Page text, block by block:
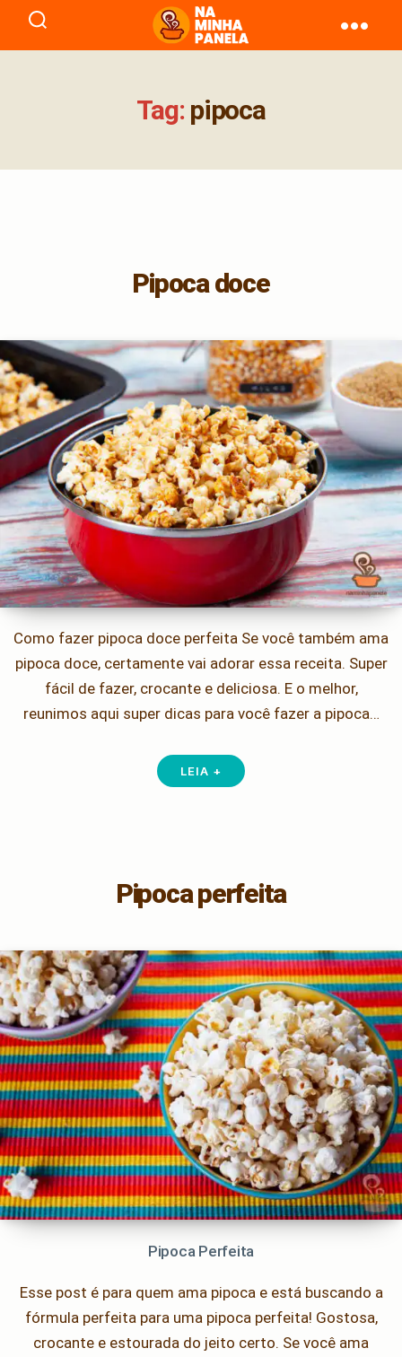
naminhapanela.com
Tag: pipoca
Pipoca doce
Como fazer pipoca doce perfeita Se você também ama
pipoca doce, certamente vai adorar essa receita. Super
fácil de fazer, crocante e deliciosa. E o melhor,
reunimos aqui super dicas para você fazer a pipoca…
LEIA +
Pipoca perfeita
Pipoca Perfeita
Esse post é para quem ama pipoca e está buscando a
fórmula perfeita para uma pipoca perfeita! Gostosa,
crocante e estourada do jeito certo. Se você ama